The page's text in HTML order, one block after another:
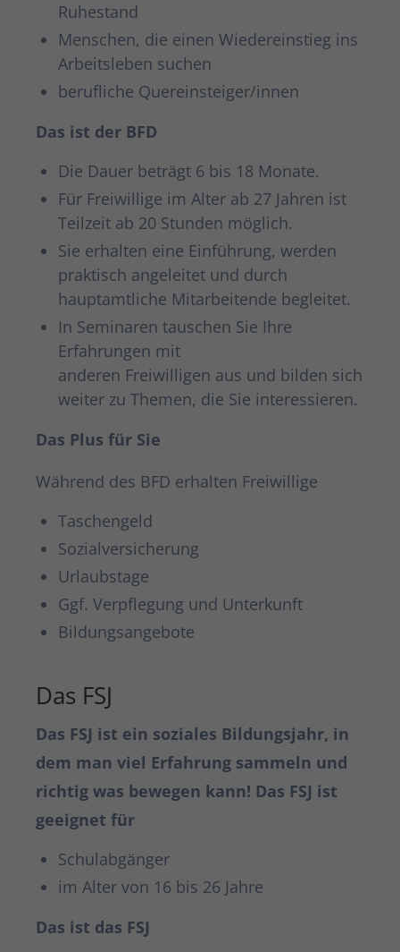
Ruhestand
Menschen, die einen Wiedereinstieg ins
Arbeitsleben suchen
berufliche Quereinsteiger/innen
Das ist der BFD
Die Dauer beträgt 6 bis 18 Monate.
Für Freiwillige im Alter ab 27 Jahren ist
Teilzeit ab 20 Stunden möglich.
Sie erhalten eine Einführung, werden
praktisch angeleitet und durch
hauptamtliche Mitarbeitende begleitet.
In Seminaren tauschen Sie Ihre
Erfahrungen mit
anderen Freiwilligen aus und bilden sich
weiter zu Themen, die Sie interessieren.
Das Plus für Sie
Während des BFD erhalten Freiwillige
Taschengeld
Sozialversicherung
Urlaubstage
Ggf. Verpflegung und Unterkunft
Bildungsangebote
Das FSJ
Das FSJ ist ein soziales Bildungsjahr, in
dem man viel Erfahrung sammeln und
richtig was bewegen kann! Das FSJ ist
geeignet für
Schulabgänger
im Alter von 16 bis 26 Jahre
Das ist das FSJ